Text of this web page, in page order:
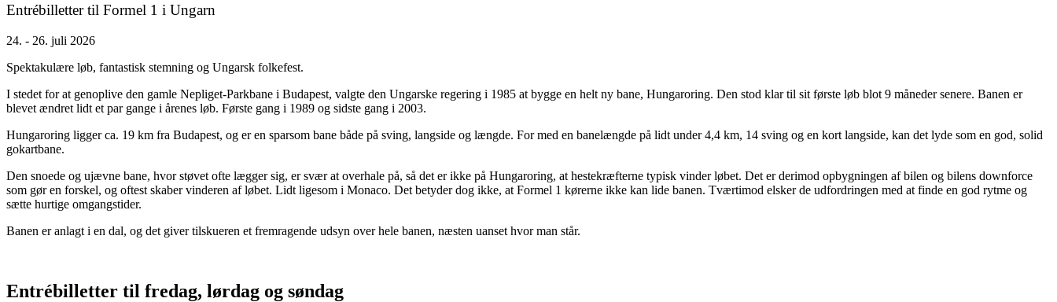
Entrébilletter til Formel 1 i Ungarn
24. - 26. juli 2026
Spektakulære løb, fantastisk stemning og Ungarsk folkefest.
I stedet for at genoplive den gamle Nepliget-Parkbane i Budapest, valgte den Ungarske regering i 1985 at bygge en helt ny bane, Hungaroring. Den stod klar til sit første løb blot 9 måneder senere. Banen er
blevet ændret lidt et par gange i årenes løb. Første gang i 1989 og sidste gang i 2003.
Hungaroring ligger ca. 19 km fra Budapest, og er en sparsom bane både på sving, langside og længde. For med en banelængde på lidt under 4,4 km, 14 sving og en kort langside, kan det lyde som en god, solid
gokartbane.
Den snoede og ujævne bane, hvor støvet ofte lægger sig, er svær at overhale på, så det er ikke på Hungaroring, at hestekræfterne typisk vinder løbet. Det er derimod opbygningen af bilen og bilens downforce
som gør en forskel, og oftest skaber vinderen af løbet. Lidt ligesom i Monaco. Det betyder dog ikke, at Formel 1 kørerne ikke kan lide banen. Tværtimod elsker de udfordringen med at finde en god rytme og
sætte hurtige omgangstider.
Banen er anlagt i en dal, og det giver tilskueren et fremragende udsyn over hele banen, næsten uanset hvor man står.
Entrébilletter til fredag, lørdag og søndag